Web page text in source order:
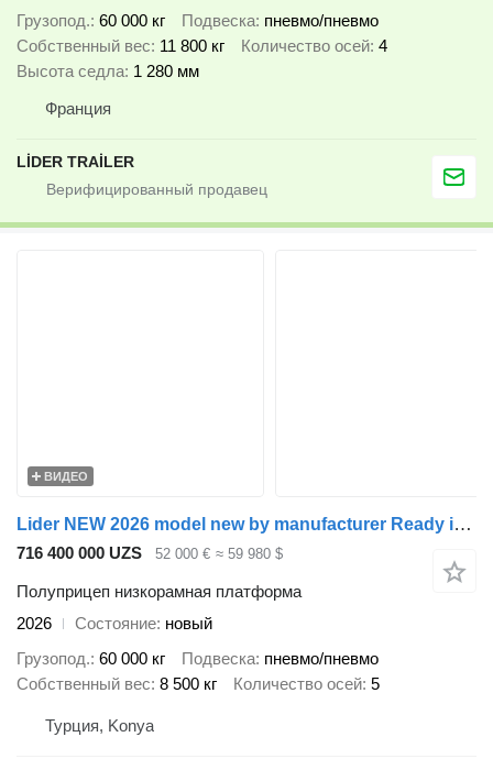
Грузопод. 60 000 кг Подвеска пневмо/пневмо
Собственный вес 11 800 кг Количество осей 4
Высота седла 1 280 мм
Франция
LİDER TRAİLER
ВИДЕО
Lider NEW 2026 model new by manufacturer Ready in Stocks
716 400 000 UZS 52 000 € ≈ 59 980 $
Полуприцеп низкорамная платформа
2026
Состояние новый
Грузопод. 60 000 кг Подвеска пневмо/пневмо
Собственный вес 8 500 кг Количество осей 5
Турция, Konya